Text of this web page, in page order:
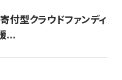
付型クラウドファンディ
...